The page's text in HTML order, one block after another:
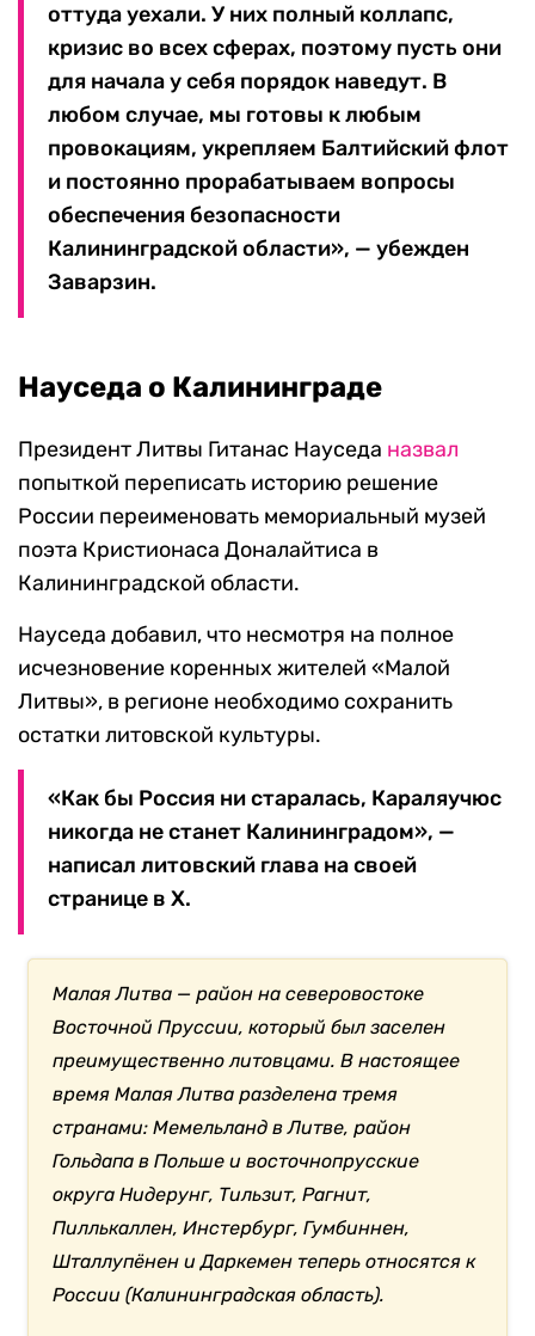
оттуда уехали. У них полный коллапс,
кризис во всех сферах, поэтому пусть они
для начала у себя порядок наведут. В
любом случае, мы готовы к любым
провокациям, укрепляем Балтийский флот
и постоянно прорабатываем вопросы
обеспечения безопасности
Калининградской области», — убежден
Заварзин.
Науседа о Калининграде
Президент Литвы Гитанас Науседа назвал
попыткой переписать историю решение
России переименовать мемориальный музей
поэта Кристионаса Доналайтиса в
Калининградской области.
Науседа добавил, что несмотря на полное
исчезновение коренных жителей «Малой
Литвы», в регионе необходимо сохранить
остатки литовской культуры.
«Как бы Россия ни старалась, Караляучюс
никогда не станет Калининградом», —
написал литовский глава на своей
странице в Х.
Малая Литва — район на северовостоке
Восточной Пруссии, который был заселен
преимущественно литовцами. В настоящее
время Малая Литва разделена тремя
странами: Мемельланд в Литве, район
Гольдапа в Польше и восточнопрусские
округа Нидерунг, Тильзит, Рагнит,
Пиллькаллен, Инстербург, Гумбиннен,
Шталлупёнен и Даркемен теперь относятся к
России (Калининградская область).